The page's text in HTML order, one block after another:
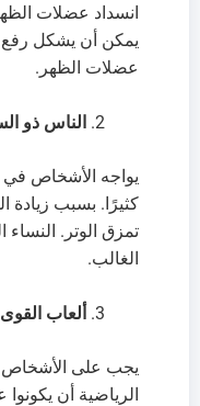
انسداد عضلات
يمكن أن يشكل
عضلات الظهر.
الناس ذو
يواجه الأشخاص في
كثيرًا. بسبب زيادة
تمزق الوتر.
الغالب.
ألعاب القوى
يجب على الأشخاص
الرياضية أن يكونوا